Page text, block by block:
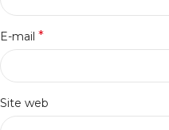
E-mail *
Site web